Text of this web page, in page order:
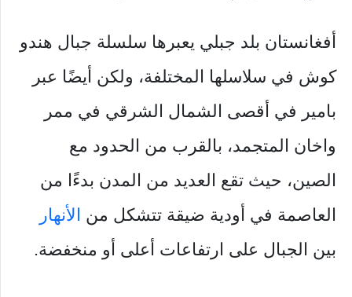
أفغانستان بلد جبلي يعبرها سلسلة جبال هندو
كوش في سلاسلها المختلفة، ولكن أيضًا عبر
بامير في أقصى الشمال الشرقي في ممر
واخان المتجمد، بالقرب من الحدود مع
الصين، حيث تقع العديد من المدن بدءًا من
العاصمة في أودية ضيقة تتشكل من الأنهار
بين الجبال على ارتفاعات أعلى أو منخفضة.